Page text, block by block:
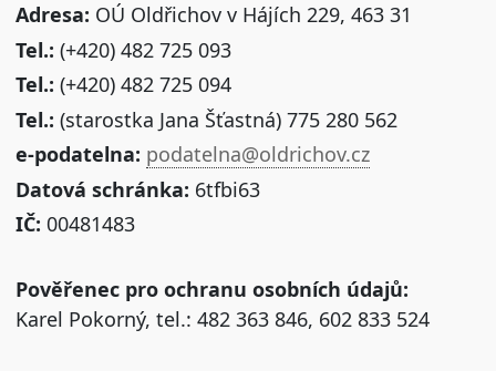
Adresa: OÚ Oldřichov v Hájích 229, 463 31
Tel.: (+420) 482 725 093
Tel.: (+420) 482 725 094
Tel.: (starostka Jana Šťastná) 775 280 562
e-podatelna: podatelna@oldrichov.cz
Datová schránka: 6tfbi63
IČ: 00481483
Pověřenec pro ochranu osobních údajů:
Karel Pokorný, tel.: 482 363 846, 602 833 524